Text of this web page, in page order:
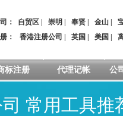
： 自贸区 崇明 奉贤 金山
：
香港注册公司 英国 美国
标注册 代理记帐 公
常用工具推